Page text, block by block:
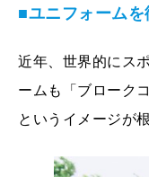
■ユニフォーム
近年、世界的にス
ームも「ブローク
というイメージが